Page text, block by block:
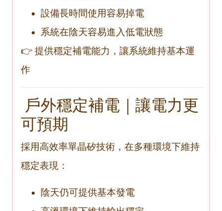
設備長時間使用容易掉電
系統在陰天容易進入低電狀態
👉 提供穩定補電能力，讓系統維持基本運
作
戶外穩定補電｜讓電力更
可預期
採用高效率單晶矽技術，在多種環境下維持
穩定表現：
陰天仍可提供基本發電